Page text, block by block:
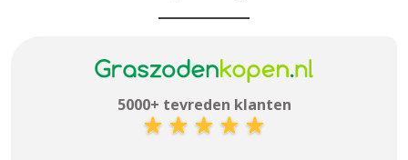
5000+ tevreden klanten